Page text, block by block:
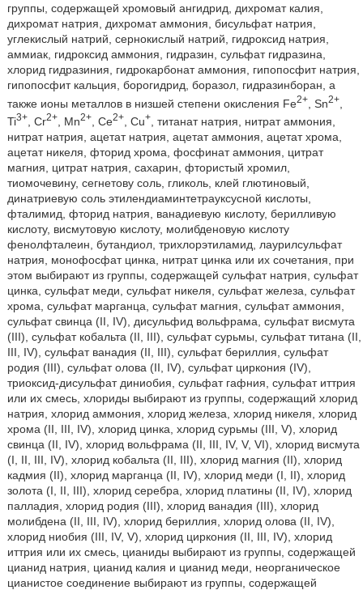
группы, содержащей хромовый ангидрид, дихромат калия,
дихромат натрия, дихромат аммония, бисульфат натрия,
углекислый натрий, сернокислый натрий, гидроксид натрия,
аммиак, гидроксид аммония, гидразин, сульфат гидразина,
хлорид гидразиния, гидрокарбонат аммония, гипопосфит натрия,
гипопосфит кальция, борогидрид, боразол, гидразинборан, а
также ионы металлов в низшей степени окисления Fe2+, Sn2+,
Ti3+, Cr2+, Mn2+, Ce2+, Cu+, титанат натрия, нитрат аммония,
нитрат натрия, ацетат натрия, ацетат аммония, ацетат хрома,
ацетат никеля, фторид хрома, фосфинат аммония, цитрат
магния, цитрат натрия, сахарин, фтористый хромил,
тиомочевину, сегнетову соль, гликоль, клей глютиновый,
динатриевую соль этилендиаминтетрауксусной кислоты,
фталимид, фторид натрия, ванадиевую кислоту, берилливую
кислоту, висмутовую кислоту, молибденовую кислоту
фенолфталеин, бутандиол, трихлорэтиламид, лаурилсульфат
натрия, монофосфат цинка, нитрат цинка или их сочетания, при
этом выбирают из группы, содержащей сульфат натрия, сульфат
цинка, сульфат меди, сульфат никеля, сульфат железа, сульфат
хрома, сульфат марганца, сульфат магния, сульфат аммония,
сульфат свинца (II, IV), дисульфид вольфрама, сульфат висмута
(III), сульфат кобальта (II, III), сульфат сурьмы, сульфат титана (II,
III, IV), сульфат ванадия (II, III), сульфат бериллия, сульфат
родия (III), сульфат олова (II, IV), сульфат циркония (IV),
триоксид-дисульфат диниобия, сульфат гафния, сульфат иттрия
или их смесь, хлориды выбирают из группы, содержащий хлорид
натрия, хлорид аммония, хлорид железа, хлорид никеля, хлорид
хрома (II, III, IV), хлорид цинка, хлорид сурьмы (III, V), хлорид
свинца (II, IV), хлорид вольфрама (II, III, IV, V, VI), хлорид висмута
(I, II, III, IV), хлорид кобальта (II, III), хлорид магния (II), хлорид
кадмия (II), хлорид марганца (II, IV), хлорид меди (I, II), хлорид
золота (I, II, III), хлорид серебра, хлорид платины (II, IV), хлорид
палладия, хлорид родия (III), хлорид ванадия (III), хлорид
молибдена (II, III, IV), хлорид бериллия, хлорид олова (II, IV),
хлорид ниобия (III, IV, V), хлорид циркония (II, III, IV), хлорид
иттрия или их смесь, цианиды выбирают из группы, содержащей
цианид натрия, цианид калия и цианид меди, неорганическое
цианистое соединение выбирают из группы, содержащей